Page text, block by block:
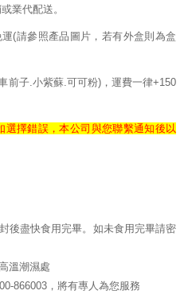
業代配送。
運(請參照產品圖片，若有外盒則為盒
前子.小紫蘇.可可粉)，運費一律+150
選擇錯誤，本公司與您聯繫通知後以
後盡快食用完畢。如未食用完畢請密
溫潮濕處
866003，將有專人為您服務